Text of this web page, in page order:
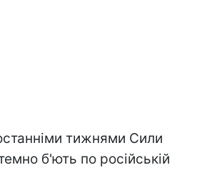
тижнями Сили
б'ють по російській